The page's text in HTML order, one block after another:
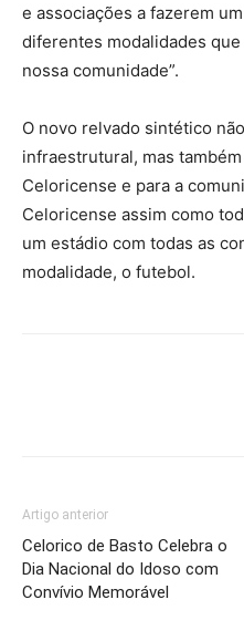
e associações a fazerem
diferentes modalidades
nossa comunidade”.
O novo relvado sintético
infraestrutural, mas
Celoricense e para a
Celoricense assim como
um estádio com todas as
modalidade, o futebol.
Artigo anterior
Celorico de Basto Celebra o
Dia Nacional do Idoso com
Convívio Memorável